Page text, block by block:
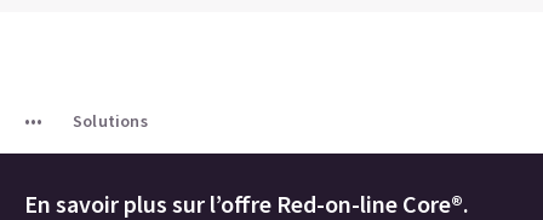
Solutions
En savoir plus sur l’offre Red-on-line Core®.